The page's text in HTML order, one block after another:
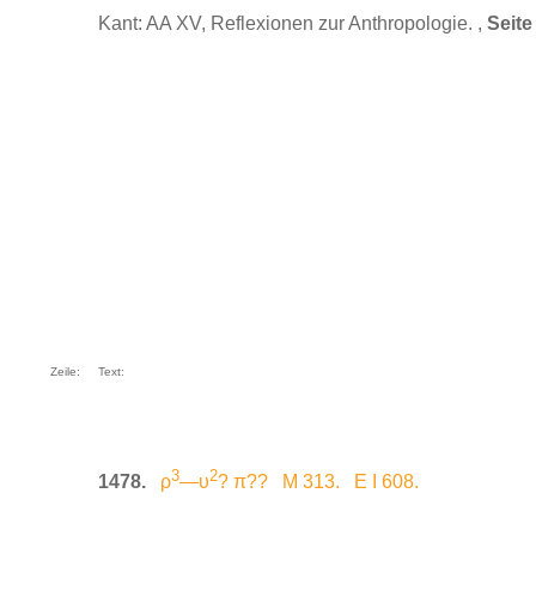
Kant: AA XV, Reflexionen zur Anthropologie. , Seite
Zeile: Text:
1478. ρ3—υ2? π?? M 313. E I 608.